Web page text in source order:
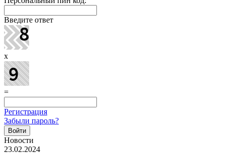
Введите ответ
x
=
Регистрация
Забыли пароль?
Новости
23.02.2024